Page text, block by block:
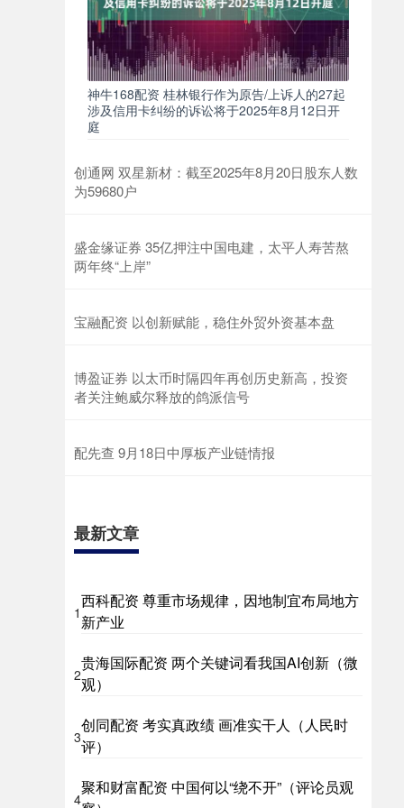
神牛168配资 桂林银行作为原告/上诉人的27起
涉及信用卡纠纷的诉讼将于2025年8月12日开
庭
创通网 双星新材：截至2025年8月20日股东人数
为59680户
盛金缘证券 35亿押注中国电建，太平人寿苦熬
两年终“上岸”
宝融配资 以创新赋能，稳住外贸外资基本盘
博盈证券 以太币时隔四年再创历史新高，投资
者关注鲍威尔释放的鸽派信号
配先查 9月18日中厚板产业链情报
最新文章
1
西科配资 尊重市场规律，因地制宜布局地方
新产业
2
贵海国际配资 两个关键词看我国AI创新（微
观）
3
创同配资 考实真政绩 画准实干人（人民时
评）
4
聚和财富配资 中国何以“绕不开”（评论员观